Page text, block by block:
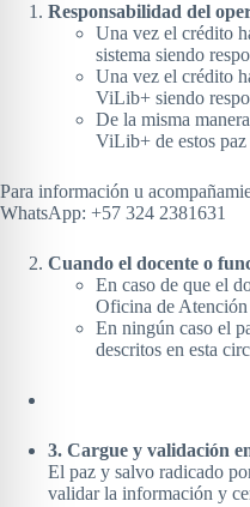
Responsabilidad del
Una vez el crédito
sistema siendo
Una vez el crédito
ViLib+ siendo
De la misma
ViLib+ de estos
Para información u
WhatsApp: +57 324 2381631
Cuando el docente o
En caso de que el
Oficina de
En ningún caso el
descritos en esta
3. Cargue y validación
El paz y salvo radicado
validar la información y